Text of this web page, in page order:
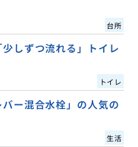
台所
しずつ流れる」トイレ
トイレ
ー混合水栓」の人気の
生活